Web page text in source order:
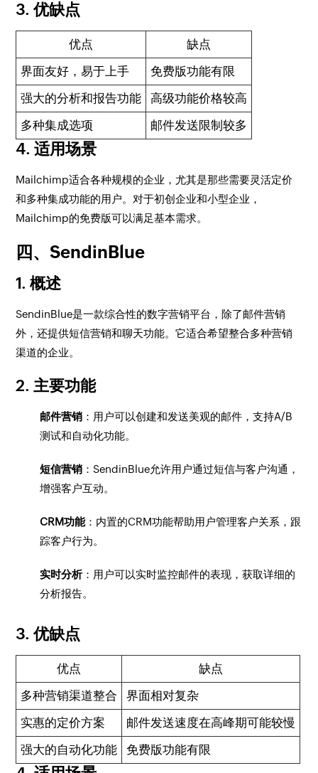
3. 优缺点
优点
缺点
界面友好，易于上手
免费版功能有限
强大的分析和报告功能
高级功能价格较高
多种集成选项
邮件发送限制较多
4. 适用场景
Mailchimp适合各种规模的企业，尤其是那些需要灵活定价
和多种集成功能的用户。对于初创企业和小型企业，
Mailchimp的免费版可以满足基本需求。
四、SendinBlue
1. 概述
SendinBlue是一款综合性的数字营销平台，除了邮件营销
外，还提供短信营销和聊天功能。它适合希望整合多种营销
渠道的企业。
2. 主要功能
邮件营销 ：用户可以创建和发送美观的邮件，支持A/B
测试和自动化功能。
短信营销 ：SendinBlue允许用户通过短信与客户沟通，
增强客户互动。
CRM功能：内置的CRM功能帮助用户管理客户关系，跟
踪客户行为。
实时分析：用户可以实时监控邮件的表现，获取详细的
分析报告。
3. 优缺点
优点
缺点
多种营销渠道整合
界面相对复杂
实惠的定价方案
邮件发送速度在高峰期可能较慢
强大的自动化功能
免费版功能有限